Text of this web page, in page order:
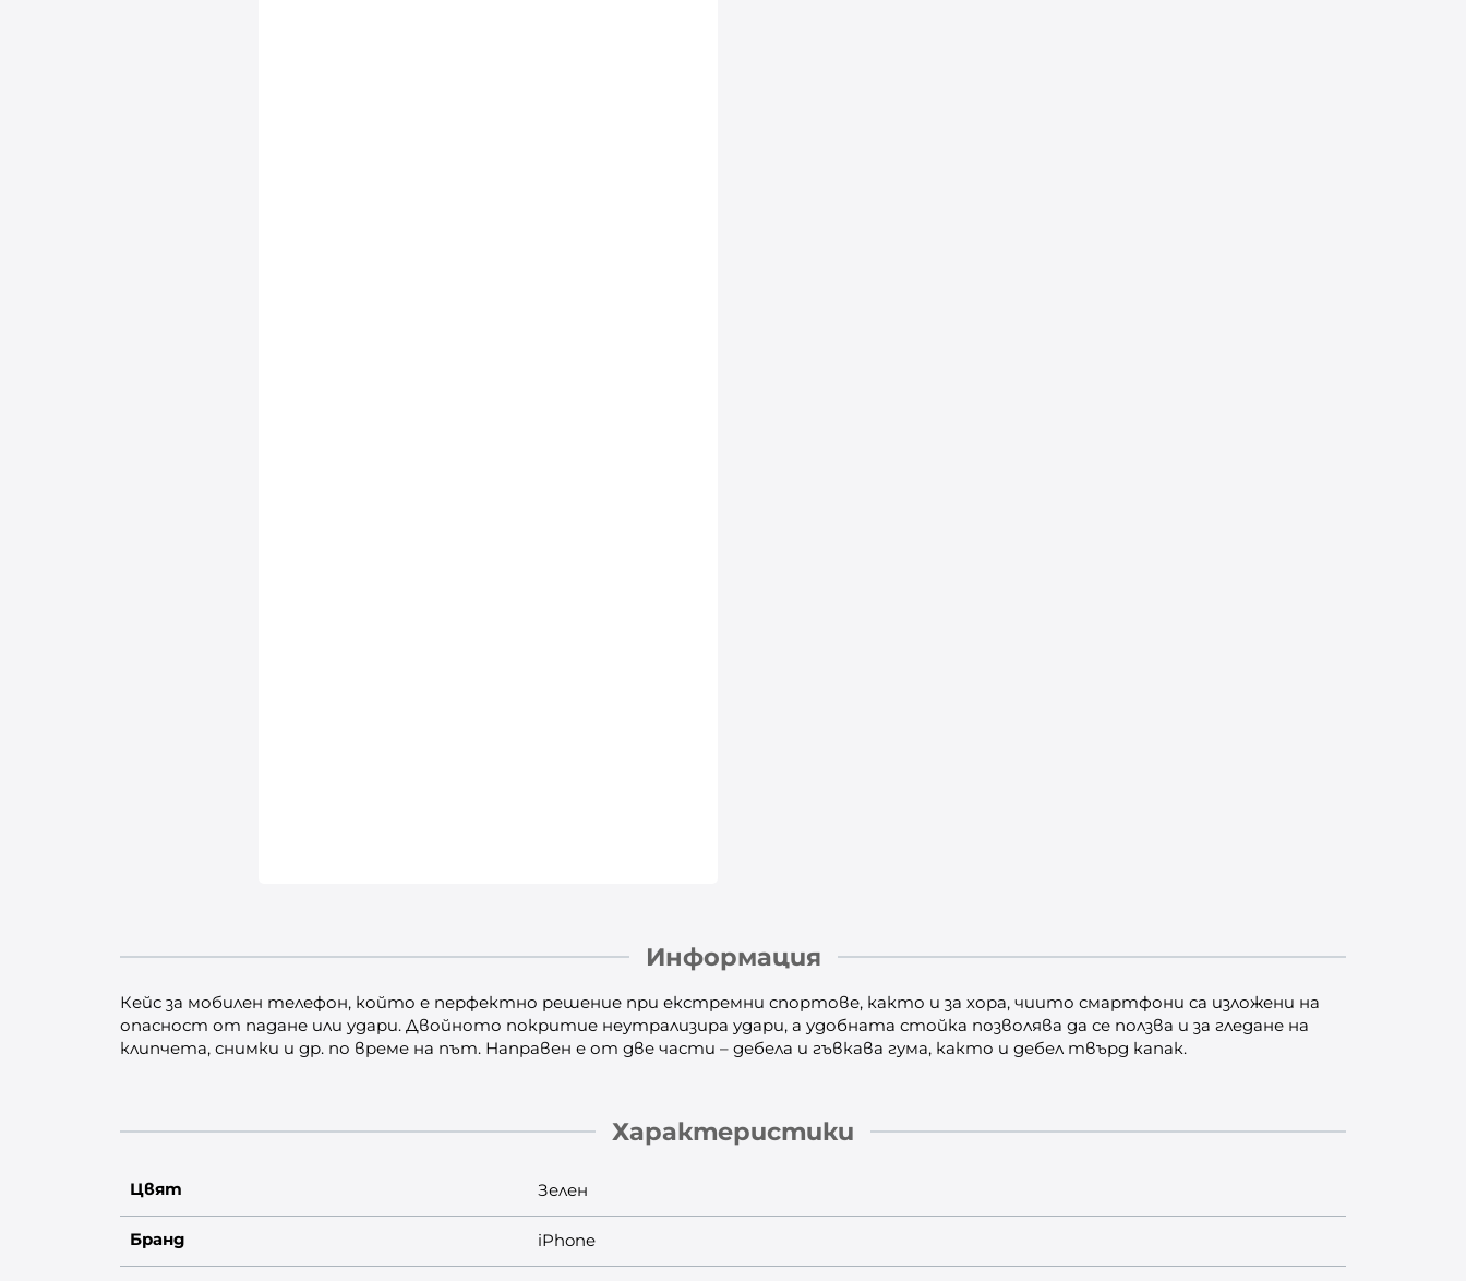
Информация
Кейс за мобилен телефон, който е перфектно решение при екстремни спортове, както и за хора, чиито смартфони са изложени на
опасност от падане или удари. Двойното покритие неутрализира удари, а удобната стойка позволява да се ползва и за гледане на
клипчета, снимки и др. по време на път. Направен е от две части – дебела и гъвкава гума, както и дебел твърд капак.
Характеристики
Цвят Зелен
Бранд iPhone